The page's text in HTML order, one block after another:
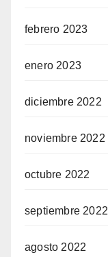
febrero 2023
enero 2023
diciembre 2022
noviembre 2022
octubre 2022
septiembre 2022
agosto 2022